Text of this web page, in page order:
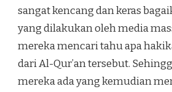
sangat kencang dan keras
yang dilakukan oleh media
mereka mencari tahu apa
dari Al-Qur’an tersebut.
mereka ada yang kemudian